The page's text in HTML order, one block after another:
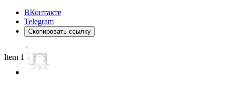
ВКонтакте
Telegram
Скопировать ссылку
Item 1 of 4